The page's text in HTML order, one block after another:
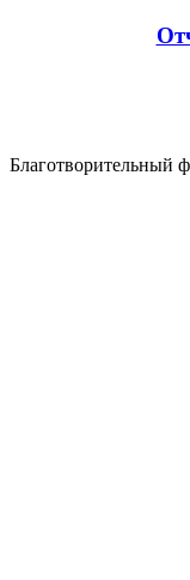
Благотворительный